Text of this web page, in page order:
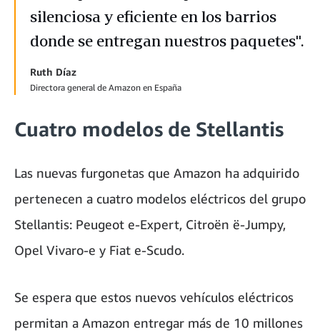
silenciosa y eficiente en los barrios
donde se entregan nuestros paquetes".
Ruth Díaz
Directora general de Amazon en España
Cuatro modelos de Stellantis
Las nuevas furgonetas que Amazon ha adquirido
pertenecen a cuatro modelos eléctricos del grupo
Stellantis: Peugeot e-Expert, Citroën ë-Jumpy,
Opel Vivaro-e y Fiat e-Scudo.
Se espera que estos nuevos vehículos eléctricos
permitan a Amazon entregar más de 10 millones